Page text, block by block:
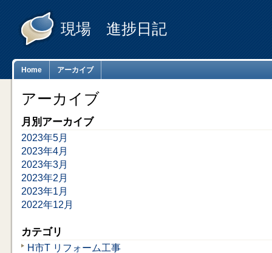
現場 進捗日記
Home アーカイブ
アーカイブ
月別アーカイブ
2023年5月
2023年4月
2023年3月
2023年2月
2023年1月
2022年12月
カテゴリ
H市T リフォーム工事